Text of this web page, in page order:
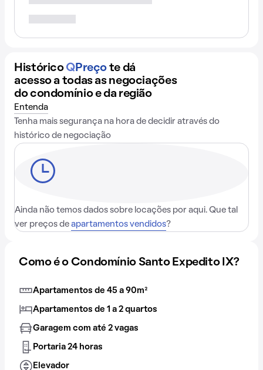
Histórico QPreço te dá
acesso a todas as negociações
do condomínio e da região
Entenda
Tenha mais segurança na hora de decidir através do
histórico de negociação
Ainda não temos dados sobre locações por aqui. Que tal
ver preços de apartamentos vendidos?
Como é o Condomínio Santo Expedito IX?
Apartamentos de 45 a 90m²
Apartamentos de 1 a 2 quartos
Garagem com até 2 vagas
Portaria 24 horas
Elevador